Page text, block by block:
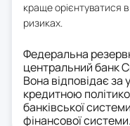
краще орієнтуватися
ризиках.
Федеральна
центральний банк
Вона відповідає за
кредитною
банківської
фінансової системи.